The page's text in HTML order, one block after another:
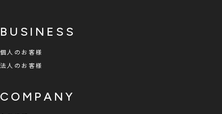
BUSINESS
個人のお客様
法人のお客様
COMPANY